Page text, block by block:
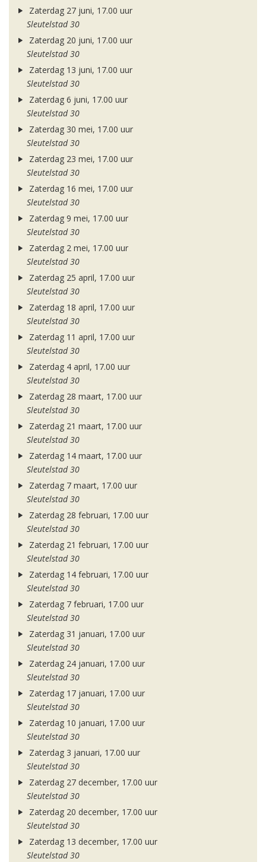
Zaterdag 27 juni, 17.00 uur
Sleutelstad 30
Zaterdag 20 juni, 17.00 uur
Sleutelstad 30
Zaterdag 13 juni, 17.00 uur
Sleutelstad 30
Zaterdag 6 juni, 17.00 uur
Sleutelstad 30
Zaterdag 30 mei, 17.00 uur
Sleutelstad 30
Zaterdag 23 mei, 17.00 uur
Sleutelstad 30
Zaterdag 16 mei, 17.00 uur
Sleutelstad 30
Zaterdag 9 mei, 17.00 uur
Sleutelstad 30
Zaterdag 2 mei, 17.00 uur
Sleutelstad 30
Zaterdag 25 april, 17.00 uur
Sleutelstad 30
Zaterdag 18 april, 17.00 uur
Sleutelstad 30
Zaterdag 11 april, 17.00 uur
Sleutelstad 30
Zaterdag 4 april, 17.00 uur
Sleutelstad 30
Zaterdag 28 maart, 17.00 uur
Sleutelstad 30
Zaterdag 21 maart, 17.00 uur
Sleutelstad 30
Zaterdag 14 maart, 17.00 uur
Sleutelstad 30
Zaterdag 7 maart, 17.00 uur
Sleutelstad 30
Zaterdag 28 februari, 17.00 uur
Sleutelstad 30
Zaterdag 21 februari, 17.00 uur
Sleutelstad 30
Zaterdag 14 februari, 17.00 uur
Sleutelstad 30
Zaterdag 7 februari, 17.00 uur
Sleutelstad 30
Zaterdag 31 januari, 17.00 uur
Sleutelstad 30
Zaterdag 24 januari, 17.00 uur
Sleutelstad 30
Zaterdag 17 januari, 17.00 uur
Sleutelstad 30
Zaterdag 10 januari, 17.00 uur
Sleutelstad 30
Zaterdag 3 januari, 17.00 uur
Sleutelstad 30
Zaterdag 27 december, 17.00 uur
Sleutelstad 30
Zaterdag 20 december, 17.00 uur
Sleutelstad 30
Zaterdag 13 december, 17.00 uur
Sleutelstad 30